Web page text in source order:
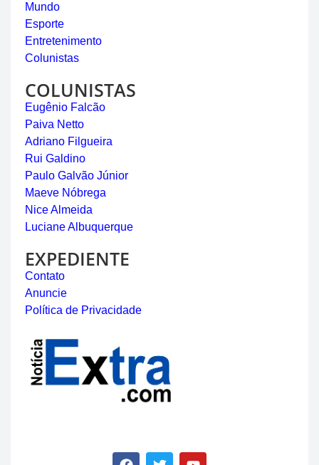
Mundo
Esporte
Entretenimento
Colunistas
COLUNISTAS
Eugênio Falcão
Paiva Netto
Adriano Filgueira
Rui Galdino
Paulo Galvão Júnior
Maeve Nóbrega
Nice Almeida
Luciane Albuquerque
EXPEDIENTE
Contato
Anuncie
Política de Privacidade